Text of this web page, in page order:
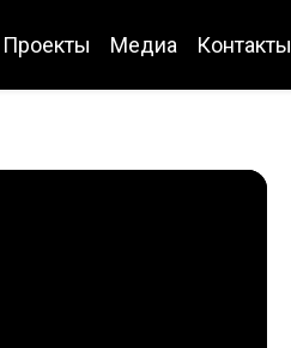
Проекты Медиа Контакты